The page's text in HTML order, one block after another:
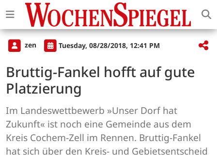
zen Tuesday, 08/28/2018, 12:41 PM
Bruttig-Fankel hofft auf gute
Platzierung
Im Landeswettbewerb »Unser Dorf hat
Zukunft« ist noch eine Gemeinde aus dem
Kreis Cochem-Zell im Rennen. Bruttig-Fankel
hat sich über den Kreis- und Gebietsentscheid